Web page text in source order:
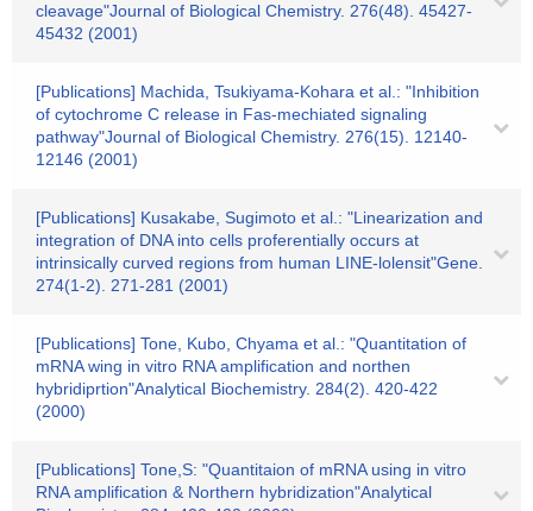
cleavage"Journal of Biological Chemistry. 276(48). 45427-
45432 (2001)
[Publications] Machida, Tsukiyama-Kohara et al.: "Inhibition
of cytochrome C release in Fas-mechiated signaling
pathway"Journal of Biological Chemistry. 276(15). 12140-
12146 (2001)
[Publications] Kusakabe, Sugimoto et al.: "Linearization and
integration of DNA into cells proferentially occurs at
intrinsically curved regions from human LINE-lolensit"Gene.
274(1-2). 271-281 (2001)
[Publications] Tone, Kubo, Chyama et al.: "Quantitation of
mRNA wing in vitro RNA amplification and northen
hybridiprtion"Analytical Biochemistry. 284(2). 420-422
(2000)
[Publications] Tone,S: "Quantitaion of mRNA using in vitro
RNA amplification & Northern hybridization"Analytical